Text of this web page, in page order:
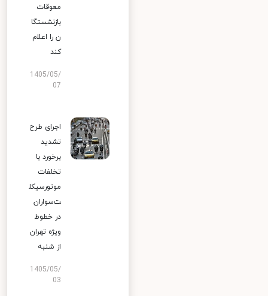
معوقات
بازنشستگا
ن را اعلام
کند
1405/05/
07
اجرای طرح
تشدید
برخورد با
تخلفات
موتورسیکل
ت‌سواران
در خطوط
ویژه تهران
از شنبه
1405/05/
03